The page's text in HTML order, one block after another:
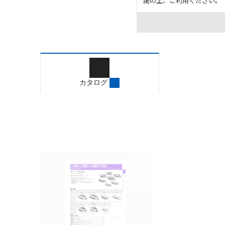
お客様が本製品を人命
長設計により必要な安
カタログ/マニュアルに
カタログ